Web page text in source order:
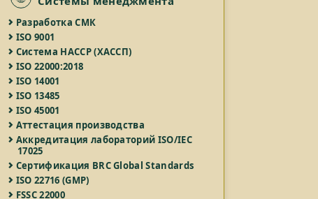
Разработка СМК
ISO 9001
Система HACCP (ХАССП)
ISO 22000:2018
ISO 14001
ISO 13485
ISO 45001
Аттестация производства
Аккредитация лабораторий ISO/IEC
17025
Сертификация BRC Global Standards
ISO 22716 (GMP)
FSSC 22000